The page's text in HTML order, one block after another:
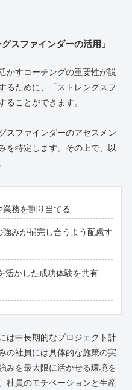
スファインダーの活用」
かすコーチングの重要性が説
るために、「ストレングスフ
ることができます。
スファインダーのアセスメン
を特定します。その上で、以
務を割り当てる
みが補完し合うよう配慮す
活かした成功体験を共有
は中長期的なプロジェクト計
の社員には具体的な施策の実
みを最大限に活かせる環境を
社員のモチベーションと生産